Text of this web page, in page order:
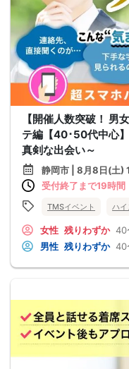
【開催人数突破！ 男
テ編【40･50代中心
真剣な出会い～
静岡市 | 8月8日(土)
受付終了まで19時間
TMSイベント ハ
女性 残りわずか 40
男性 残りわずか 40